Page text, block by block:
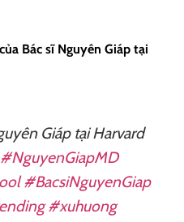
Bác sĩ Nguyên Giáp tại
Giáp tại Harvard
#NguyenGiapMD
#BacsiNguyenGiap
#xuhuong